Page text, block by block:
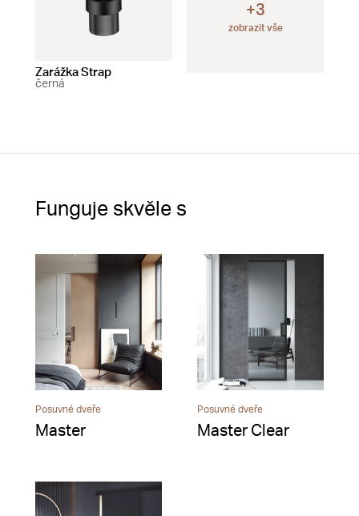
+3
zobrazit vše
Zarážka Strap
černá
Funguje skvěle s
Posuvné dveře
Master
Posuvné dveře
Master Clear